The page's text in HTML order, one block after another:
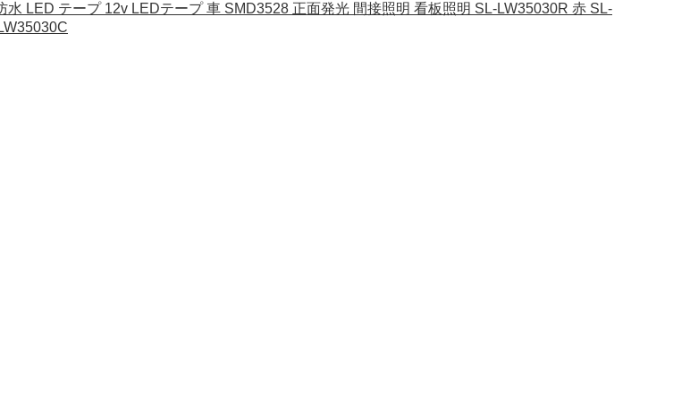
LED テープ 12v LEDテープ 車 SMD3528 正面発光 間接照明 看板照明 SL-LW35030R 赤 SL-